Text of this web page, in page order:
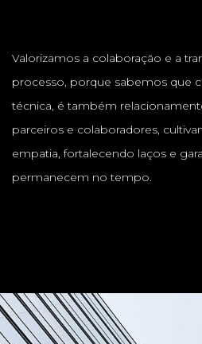
Valorizamos a colaboração e a
processo, porque sabemos que
técnica, é também
parceiros e colaboradores,
empatia, fortalecendo laços e
permanecem no tempo.